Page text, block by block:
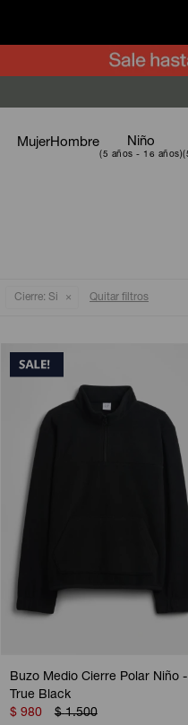
MujerHombre Niño
Cierre: Si Quitar filtros
Buzo Medio Cierre Polar Niño -
True Black
$ 980 $ 1.500